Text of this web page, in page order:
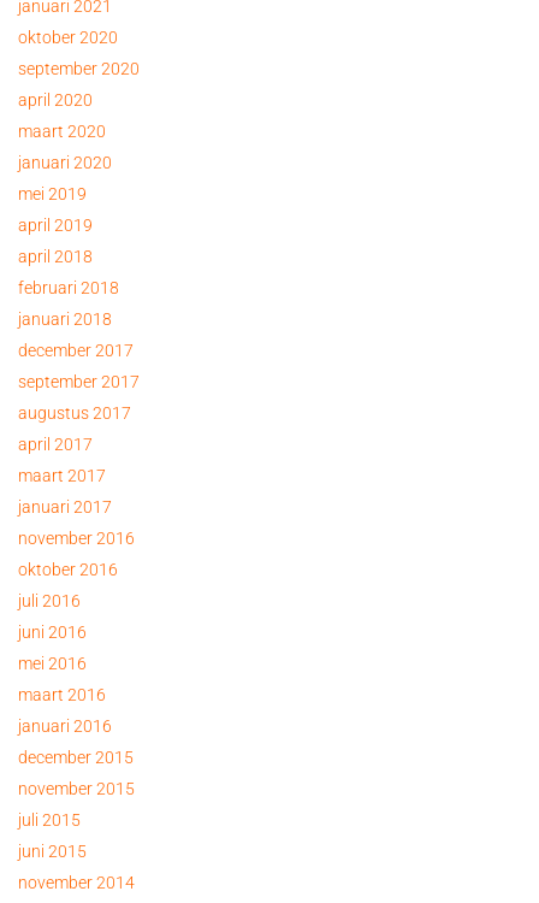
januari 2021
oktober 2020
september 2020
april 2020
maart 2020
januari 2020
mei 2019
april 2019
april 2018
februari 2018
januari 2018
december 2017
september 2017
augustus 2017
april 2017
maart 2017
januari 2017
november 2016
oktober 2016
juli 2016
juni 2016
mei 2016
maart 2016
januari 2016
december 2015
november 2015
juli 2015
juni 2015
november 2014